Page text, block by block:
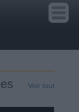
Voir tout